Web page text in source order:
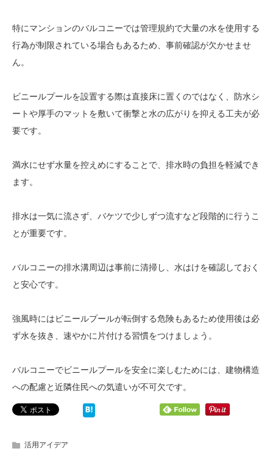
特にマンションのバルコニーでは管理規約で大量の水を使用する
行為が制限されている場合もあるため、事前確認が欠かせませ
ん。
ビニールプールを設置する際は直接床に置くのではなく、防水シ
ートや厚手のマットを敷いて衝撃と水の広がりを抑える工夫が必
要です。
満水にせず水量を控えめにすることで、排水時の負担を軽減でき
ます。
排水は一気に流さず、バケツで少しずつ流すなど段階的に行うこ
とが重要です。
バルコニーの排水溝周辺は事前に清掃し、水はけを確認しておく
と安心です。
強風時にはビニールプールが転倒する危険もあるため使用後は必
ず水を抜き、速やかに片付ける習慣をつけましょう。
バルコニーでビニールプールを安全に楽しむためには、建物構造
への配慮と近隣住民への気遣いが不可欠です。
活用アイデア